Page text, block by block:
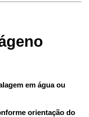
em água ou
orientação do